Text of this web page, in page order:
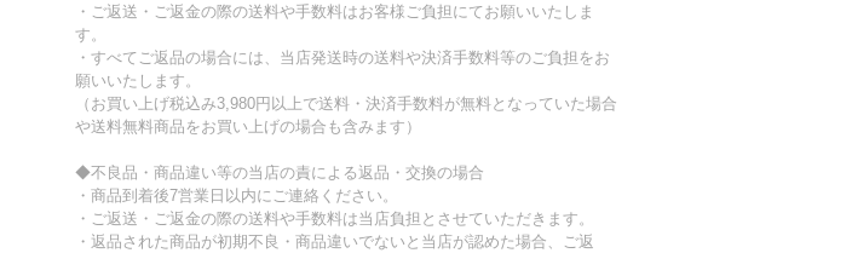
・ご返送・ご返金の際の送料や手数料はお客様ご負担にてお願いいたしま
す。
・すべてご返品の場合には、当店発送時の送料や決済手数料等のご負担をお
願いいたします。
（お買い上げ税込み3,980円以上で送料・決済手数料が無料となっていた場合
や送料無料商品をお買い上げの場合も含みます）
◆不良品・商品違い等の当店の責による返品・交換の場合
・商品到着後7営業日以内にご連絡ください。
・ご返送・ご返金の際の送料や手数料は当店負担とさせていただきます。
・返品された商品が初期不良・商品違いでないと当店が認めた場合、ご返